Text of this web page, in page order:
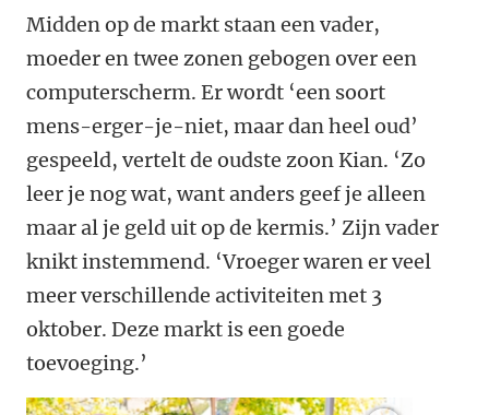
Midden op de markt staan een vader,
moeder en twee zonen gebogen over een
computerscherm. Er wordt ‘een soort
mens-erger-je-niet, maar dan heel oud’
gespeeld, vertelt de oudste zoon Kian. ‘Zo
leer je nog wat, want anders geef je alleen
maar al je geld uit op de kermis.’ Zijn vader
knikt instemmend. ‘Vroeger waren er veel
meer verschillende activiteiten met 3
oktober. Deze markt is een goede
toevoeging.’